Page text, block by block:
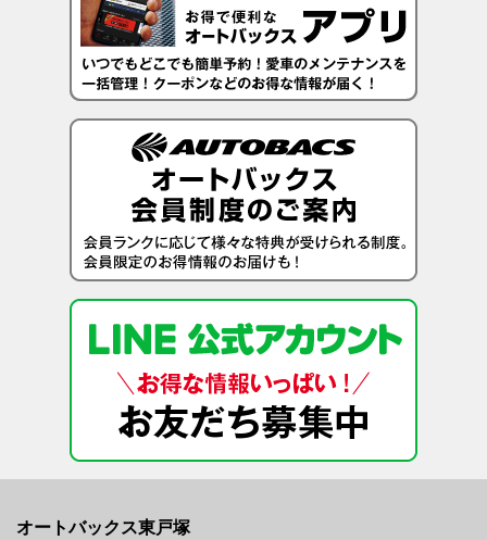
オートバックス東戸塚